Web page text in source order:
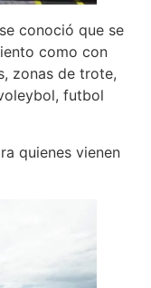
conoció que se
como con
zonas de trote,
futbol
quienes vienen